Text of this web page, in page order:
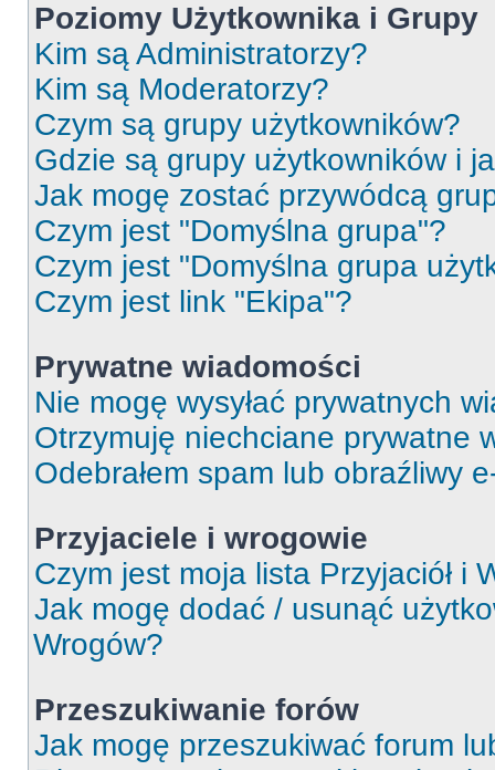
Poziomy Użytkownika i Grupy
Kim są Administratorzy?
Kim są Moderatorzy?
Czym są grupy użytkowników?
Gdzie są grupy użytkowników i
Jak mogę zostać przywódcą
Czym jest "Domyślna grupa"?
Czym jest "Domyślna grupa
Czym jest link "Ekipa"?
Prywatne wiadomości
Nie mogę wysyłać prywatnych
Otrzymuję niechciane prywatne
Odebrałem spam lub obraźliwy
Przyjaciele i wrogowie
Czym jest moja lista Przyjaciół i
Jak mogę dodać / usunąć
Wrogów?
Przeszukiwanie forów
Jak mogę przeszukiwać forum